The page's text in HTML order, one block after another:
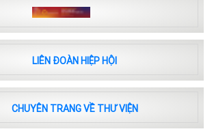
LIÊN ĐOÀN HIỆP HỘI
CHUYÊN TRANG VỀ THƯ VIỆN